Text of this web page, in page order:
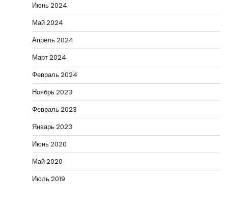
Июнь 2024
Май 2024
Апрель 2024
Март 2024
Февраль 2024
Ноябрь 2023
Февраль 2023
Январь 2023
Июнь 2020
Май 2020
Июль 2019